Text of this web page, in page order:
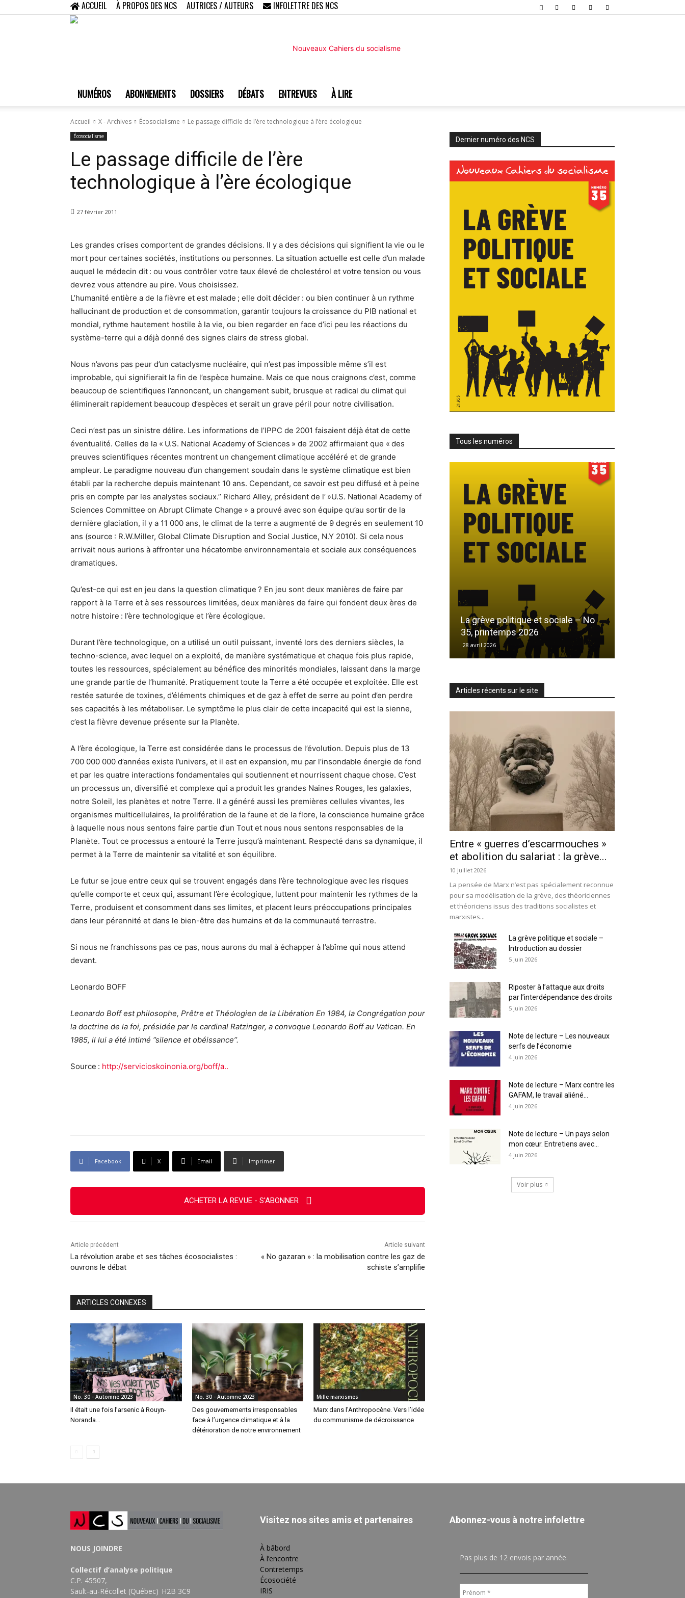
ACCUEIL À PROPOS DES NCS AUTRICES / AUTEURS INFOLETTRE DES NCS
Cahiers
du
socialisme
NUMÉROS ABONNEMENTS DOSSIERS DÉBATS ENTREVUES À LIRE
Accueil X - Archives Écosocialisme Le passage difficile de l’ère technologique à l’ère écologique
Écosocialisme
Le passage difficile de l’ère
technologique à l’ère écologique
27 février 2011
Les grandes crises comportent de grandes décisions. Il y a des décisions qui signifient la vie ou le
mort pour certaines sociétés, institutions ou personnes. La situation actuelle est celle d’un malade
auquel le médecin dit : ou vous contrôler votre taux élevé de cholestérol et votre tension ou vous
devrez vous attendre au pire. Vous choisissez.
L’humanité entière a de la fièvre et est malade ; elle doit décider : ou bien continuer à un rythme
hallucinant de production et de consommation, garantir toujours la croissance du PIB national et
mondial, rythme hautement hostile à la vie, ou bien regarder en face d’ici peu les réactions du
système-terre qui a déjà donné des signes clairs de stress global.
Nous n’avons pas peur d’un cataclysme nucléaire, qui n’est pas impossible même s’il est
improbable, qui signifierait la fin de l’espèce humaine. Mais ce que nous craignons c’est, comme
beaucoup de scientifiques l’annoncent, un changement subit, brusque et radical du climat qui
éliminerait rapidement beaucoup d’espèces et serait un grave péril pour notre civilisation.
Ceci n’est pas un sinistre délire. Les informations de l’IPPC de 2001 faisaient déjà état de cette
éventualité. Celles de la « U.S. National Academy of Sciences » de 2002 affirmaient que « des
preuves scientifiques récentes montrent un changement climatique accéléré et de grande
ampleur. Le paradigme nouveau d’un changement soudain dans le système climatique est bien
établi par la recherche depuis maintenant 10 ans. Cependant, ce savoir est peu diffusé et à peine
pris en compte par les analystes sociaux.’’ Richard Alley, président de l’ »U.S. National Academy of
Sciences Committee on Abrupt Climate Change » a prouvé avec son équipe qu’au sortir de la
dernière glaciation, il y a 11 000 ans, le climat de la terre a augmenté de 9 degrés en seulement 10
ans (source : R.W.Miller, Global Climate Disruption and Social Justice, N.Y 2010). Si cela nous
arrivait nous aurions à affronter une hécatombe environnementale et sociale aux conséquences
dramatiques.
Qu’est-ce qui est en jeu dans la question climatique ? En jeu sont deux manières de faire par
rapport à la Terre et à ses ressources limitées, deux manières de faire qui fondent deux ères de
notre histoire : l’ère technologique et l’ère écologique.
Durant l’ère technologique, on a utilisé un outil puissant, inventé lors des derniers siècles, la
techno-science, avec lequel on a exploité, de manière systématique et chaque fois plus rapide,
toutes les ressources, spécialement au bénéfice des minorités mondiales, laissant dans la marge
une grande partie de l’humanité. Pratiquement toute la Terre a été occupée et exploitée. Elle est
restée saturée de toxines, d’éléments chimiques et de gaz à effet de serre au point d’en perdre
ses capacités à les métaboliser. Le symptôme le plus clair de cette incapacité qui est la sienne,
c’est la fièvre devenue présente sur la Planète.
A l’ère écologique, la Terre est considérée dans le processus de l’évolution. Depuis plus de 13
700 000 000 d’années existe l’univers, et il est en expansion, mu par l’insondable énergie de fond
et par les quatre interactions fondamentales qui soutiennent et nourrissent chaque chose. C’est
un processus un, diversifié et complexe qui a produit les grandes Naines Rouges, les galaxies,
notre Soleil, les planètes et notre Terre. Il a généré aussi les premières cellules vivantes, les
organismes multicellulaires, la prolifération de la faune et de la flore, la conscience humaine grâce
à laquelle nous nous sentons faire partie d’un Tout et nous nous sentons responsables de la
Planète. Tout ce processus a entouré la Terre jusqu’à maintenant. Respecté dans sa dynamique, il
permet à la Terre de maintenir sa vitalité et son équilibre.
Le futur se joue entre ceux qui se trouvent engagés dans l’ère technologique avec les risques
qu’elle comporte et ceux qui, assumant l’ère écologique, luttent pour maintenir les rythmes de la
Terre, produisent et consomment dans ses limites, et placent leurs préoccupations principales
dans leur pérennité et dans le bien-être des humains et de la communauté terrestre.
Si nous ne franchissons pas ce pas, nous aurons du mal à échapper à l’abîme qui nous attend
devant.
Leonardo BOFF
Leonardo Boff est philosophe, Prêtre et Théologien de la Libération En 1984, la Congrégation pour
la doctrine de la foi, présidée par le cardinal Ratzinger, a convoque Leonardo Boff au Vatican. En
1985, il lui a été intimé ‘’silence et obéissance’’.
Source : http://servicioskoinonia.org/boff/a..
Facebook X Email Imprimer
ACHETER LA REVUE - S'ABONNER
Article précédent
La révolution arabe et ses tâches écosocialistes :
ouvrons le débat
Article suivant
« No gazaran » : la mobilisation contre les gaz de
schiste s’amplifie
ARTICLES CONNEXES
No. 30 - Automne 2023
Il était une fois l’arsenic à Rouyn-
Noranda…
No. 30 - Automne 2023
Des gouvernements irresponsables
face à l’urgence climatique et à la
détérioration de notre environnement
Mille marxismes
Marx dans l’Anthropocène. Vers l’idée
du communisme de décroissance
Dernier numéro des NCS
Tous les numéros
La grève politique et sociale – No
35, printemps 2026
28 avril 2026
Articles récents sur le site
Entre « guerres d’escarmouches »
et abolition du salariat : la grève...
10 juillet 2026
La pensée de Marx n’est pas spécialement reconnue
pour sa modélisation de la grève, des théoriciennes
et théoriciens issus des traditions socialistes et
marxistes...
La grève politique et sociale –
Introduction au dossier
5 juin 2026
Riposter à l’attaque aux droits
par l’interdépendance des droits
5 juin 2026
Note de lecture – Les nouveaux
serfs de l’économie
4 juin 2026
Note de lecture – Marx contre les
GAFAM, le travail aliéné...
4 juin 2026
Note de lecture – Un pays selon
mon cœur. Entretiens avec...
4 juin 2026
Voir plus
NOUS JOINDRE
Collectif d’analyse politique
C.P. 45507,
Sault-au-Récollet (Québec) H2B 3C9
Visitez nos sites amis et partenaires
À bâbord
À l’encontre
Contretemps
Écosociété
IRIS
Abonnez-vous à notre infolettre
Pas plus de 12 envois par année.